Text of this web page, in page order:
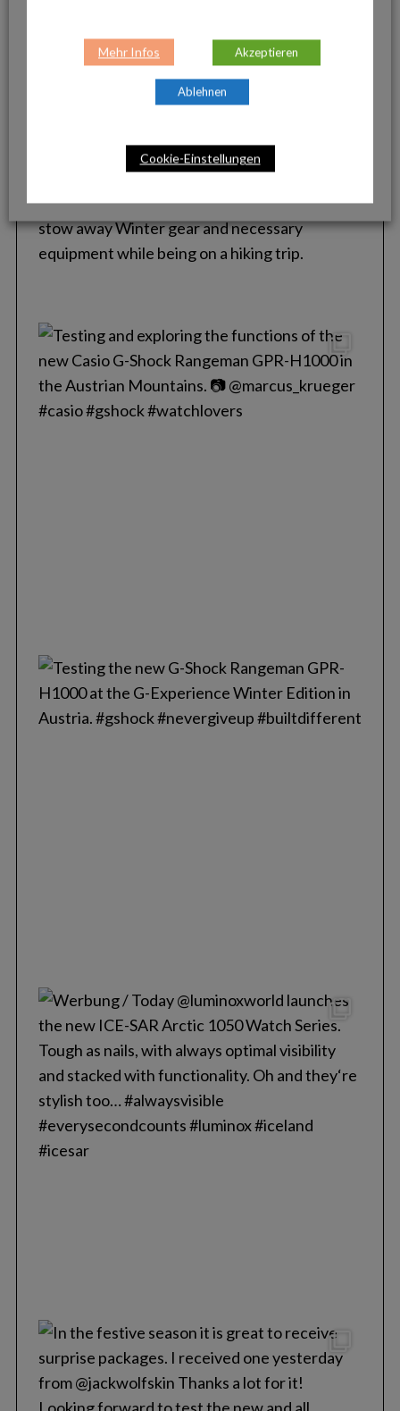
Mehr Infos Akzeptieren
Ablehnen
Cookie-Einstellungen